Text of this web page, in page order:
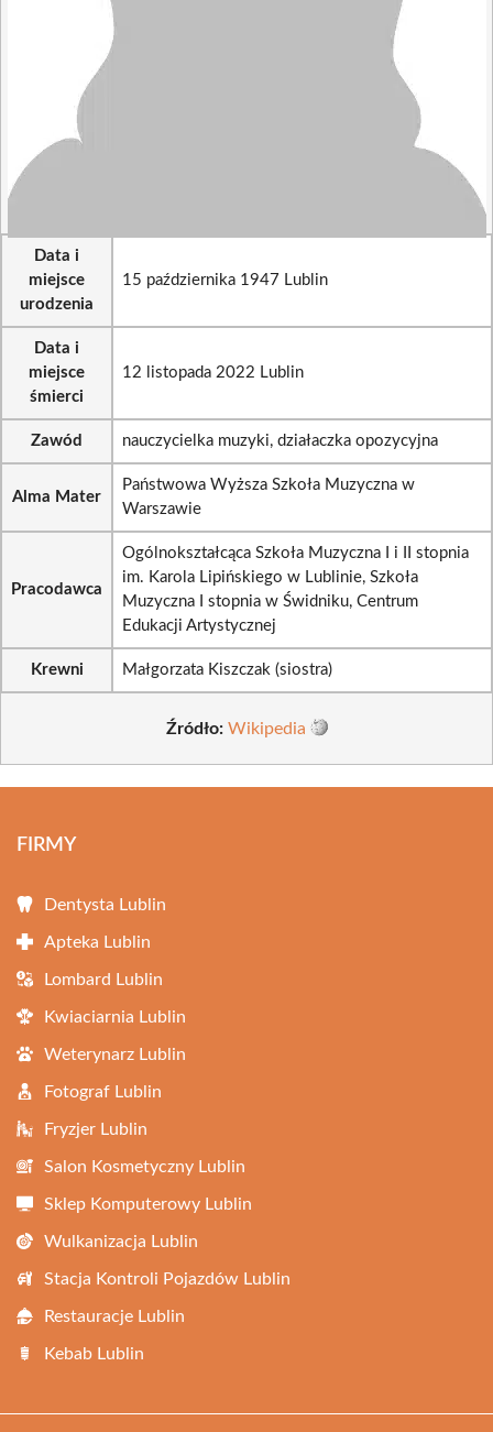
Data i
miejsce
urodzenia
15 października 1947 Lublin
Data i
miejsce
śmierci
12 listopada 2022 Lublin
Zawód nauczycielka muzyki, działaczka opozycyjna
Alma Mater
Państwowa Wyższa Szkoła Muzyczna w
Warszawie
Pracodawca
Ogólnokształcąca Szkoła Muzyczna I i II stopnia
im. Karola Lipińskiego w Lublinie, Szkoła
Muzyczna I stopnia w Świdniku, Centrum
Edukacji Artystycznej
Krewni Małgorzata Kiszczak (siostra)
Źródło: Wikipedia
FIRMY
Dentysta Lublin
Apteka Lublin
Lombard Lublin
Kwiaciarnia Lublin
Weterynarz Lublin
Fotograf Lublin
Fryzjer Lublin
Salon Kosmetyczny Lublin
Sklep Komputerowy Lublin
Wulkanizacja Lublin
Stacja Kontroli Pojazdów Lublin
Restauracje Lublin
Kebab Lublin